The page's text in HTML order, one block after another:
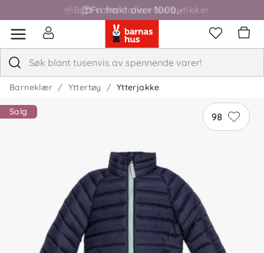
Bytt varer i alle våre butikker
Fri frakt over 1000,-
Barneklær Yttertøy Ytterjakke
98
Salg